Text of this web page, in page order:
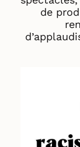
de
vous
congés